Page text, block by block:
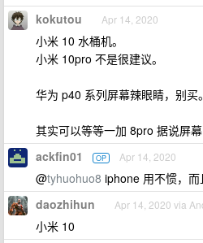
kokutou Apr 14, 2020
小米 10 水桶机。
小米 10pro 不是很建议。
华为 p40 系列屏幕辣眼睛，别买。
其实可以等等一加 8pro 据说屏
ackfin01 OP Apr 14, 2020
@tyhuohuo8 iphone 用不惯，
daozhihun Apr 14, 2020 via
小米 10